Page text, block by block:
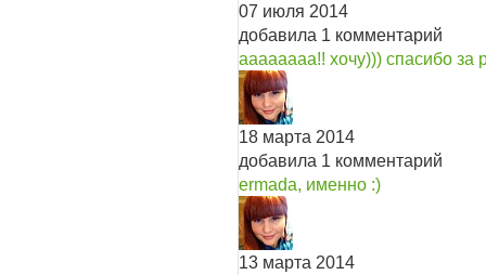
07 июля 2014
добавила 1 комментарий
аааааааа!! хочу))) спасибо за
18 марта 2014
добавила 1 комментарий
ermada, именно :)
13 марта 2014